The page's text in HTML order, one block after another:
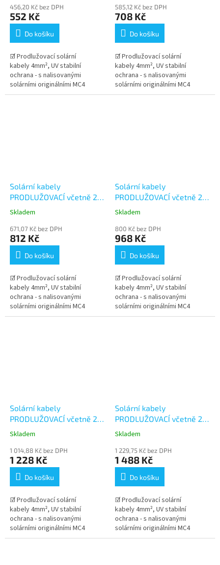
456,20 Kč bez DPH
552 Kč
Do košíku
☑ Prodlužovací solární
kabely 4mm², UV stabilní
ochrana - s nalisovanými
solárními originálními MC4
konektory Stäubli . Dlouhá
585,12 Kč bez DPH
708 Kč
Do košíku
☑ Prodlužovací solární
kabely 4mm², UV stabilní
ochrana - s nalisovanými
solárními originálními MC4
konektory Stäubli . Dlouhá
Solární kabely
PRODLUŽOVACÍ včetně 2
párů konektorů MC4 -
Skladem
671,07 Kč bez DPH
812 Kč
Do košíku
☑ Prodlužovací solární
kabely 4mm², UV stabilní
ochrana - s nalisovanými
solárními originálními MC4
konektory Stäubli . Dlouhá
Solární kabely
PRODLUŽOVACÍ včetně 2
párů konektorů MC4 -
Skladem
800 Kč bez DPH
968 Kč
Do košíku
☑ Prodlužovací solární
kabely 4mm², UV stabilní
ochrana - s nalisovanými
solárními originálními MC4
konektory Stäubli . Dlouhá
Solární kabely
PRODLUŽOVACÍ včetně 2
párů konektorů MC4 -
Skladem
1 014,88 Kč bez DPH
1 228 Kč
Do košíku
☑ Prodlužovací solární
kabely 4mm², UV stabilní
ochrana - s nalisovanými
solárními originálními MC4
konektory Stäubli . Dlouhá
Solární kabely
PRODLUŽOVACÍ včetně 2
párů konektorů MC4 -
Skladem
1 229,75 Kč bez DPH
1 488 Kč
Do košíku
☑ Prodlužovací solární
kabely 4mm², UV stabilní
ochrana - s nalisovanými
solárními originálními MC4
konektory Stäubli . Dlouhá